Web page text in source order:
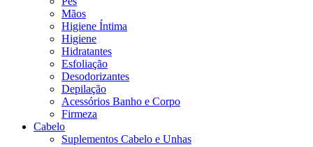
Mãos
Higiene Íntima
Higiene
Hidratantes
Esfoliação
Desodorizantes
Depilação
Acessórios Banho e Corpo
Firmeza
Cabelo
Suplementos Cabelo e Unhas